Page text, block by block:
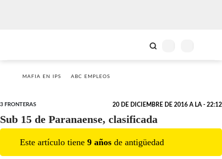
MAFIA EN IPS ABC EMPLEOS
3 FRONTERAS 20 DE DICIEMBRE DE 2016 A LA - 22:12
Sub 15 de Paranaense, clasificada
Este artículo tiene 9 años de antigüedad